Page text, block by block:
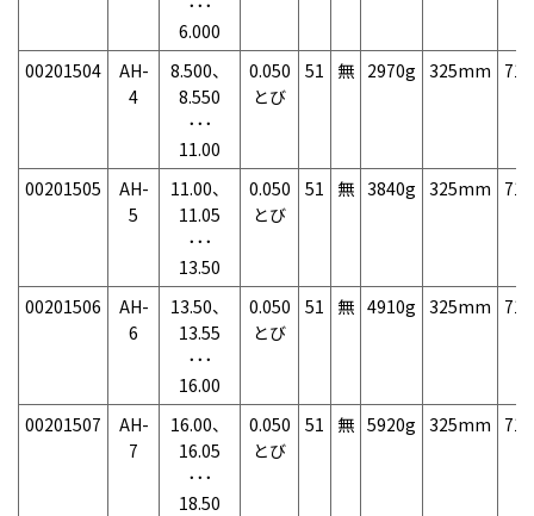
6.000
00201504
AH-
4
8.500、
8.550
･･･
11.00
0.050
とび
51 無 2970g 325mm
00201505
AH-
5
11.00、
11.05
･･･
13.50
0.050
とび
51 無 3840g 325mm
00201506
AH-
6
13.50、
13.55
･･･
16.00
0.050
とび
51 無 4910g 325mm
00201507
AH-
7
16.00、
16.05
･･･
18.50
0.050
とび
51 無 5920g 325mm